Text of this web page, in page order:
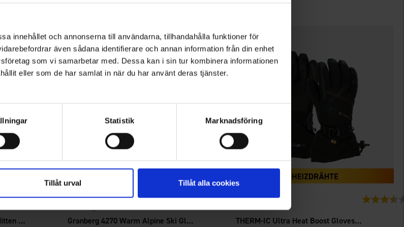
innehållet och annonserna till användarna, tillhandahålla funktioner för
även sådana identifierare och annan information från din enhet
som vi samarbetar med. Dessa kan i sin tur kombinera informationen
eller som de har samlat in när du har använt deras tjänster.
Statistik Marknadsföring
Tillåt urval Tillåt alla cookies
THERM-IC Ultra Heat Boost Mitten Woman Granberg 4270 Warm Alpine Ski Gloves
Granberg
3423 Bewertung: 4.4 von 5 Sternen
THERM-IC Ultra Heat Boost Gloves Woman
Therm-ic
8835 Bewertung: